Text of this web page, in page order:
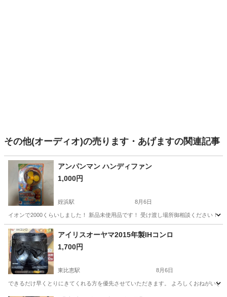
その他(オーディオ)の売ります・あげますの関連記事
アンパンマン ハンディファン
1,000円
姪浜駅 8月6日
イオンで2000くらいしました！ 新品未使用品です！ 受け渡し場所御相談ください！
福岡 福岡市 姪浜駅 生活家電 アンパンマン
アイリスオーヤマ2015年製IHコンロ
1,700円
東比恵駅 8月6日
できるだけ早くとりにきてくれる方を優先させていただきます。 よろしくおねがいし